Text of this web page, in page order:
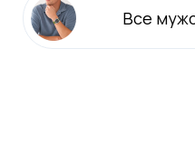
Все